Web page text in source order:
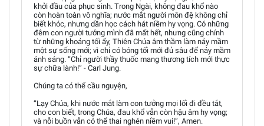
khởi đầu của phục sinh. Trong Ngài, không đau khổ nào
còn hoàn toàn vô nghĩa; nước mắt người môn đệ không chỉ
biết khóc, nhưng dần học cách hát niềm hy vọng. Có những
đêm con người tưởng mình đã mất hết, nhưng cũng chính
từ những khoảng tối ấy, Thiên Chúa âm thầm làm nảy mầm
một sự sống mới; vì chỉ có bóng tối mới đủ sâu để nảy mầm
ánh sáng. “Chỉ người thầy thuốc mang thương tích mới thực
sự chữa lành!” - Carl Jung.
Chúng ta có thể cầu nguyện,
“Lạy Chúa, khi nước mắt làm con tưởng mọi lối đi đều tắt,
cho con biết, trong Chúa, đau khổ vẫn còn hậu âm hy vọng;
và nỗi buồn vẫn có thể thai nghén niềm vui!”, Amen.